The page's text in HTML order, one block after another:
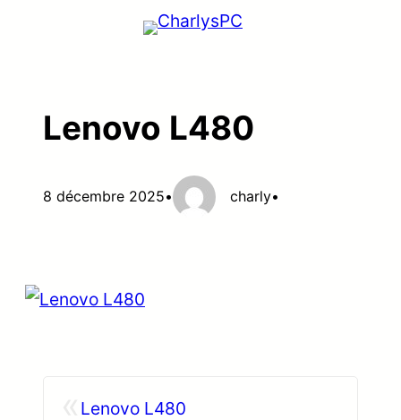
Lenovo L480
8 décembre 2025• charly•
Lenovo L480